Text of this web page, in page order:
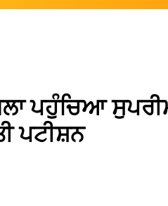
ਪਹੁੰਚਿਆ
ਪਟੀਸ਼ਨ